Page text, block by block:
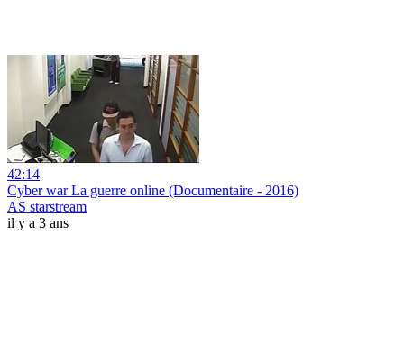
42:14
Cyber war La guerre online (Documentaire - 2016)
AS starstream
il y a 3 ans